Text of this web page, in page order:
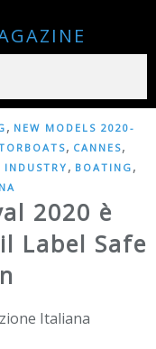
, NEW MODELS 2020-
, CANNES,
INDUSTRY , BOATING ,
2020 è
Label Safe
Italiana